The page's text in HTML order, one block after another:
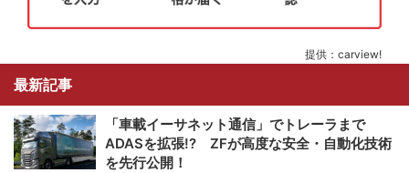
提供：carview!
最新記事
「車載イーサネット通信」でトレーラまで
ADASを拡張!? ZFが高度な安全・自動化技術
を先行公開！